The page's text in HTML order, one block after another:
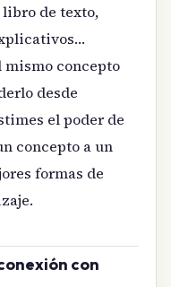
de texto,
concepto
desde
el poder de
concepto a un
formas de
con